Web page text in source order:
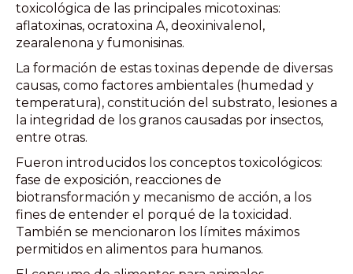
toxicológica de las principales micotoxinas:
aflatoxinas, ocratoxina A, deoxinivalenol,
zearalenona y fumonisinas.
La formación de estas toxinas depende de diversas
causas, como factores ambientales (humedad y
temperatura), constitución del substrato, lesiones a
la integridad de los granos causadas por insectos,
entre otras.
Fueron introducidos los conceptos toxicológicos:
fase de exposición, reacciones de
biotransformación y mecanismo de acción, a los
fines de entender el porqué de la toxicidad.
También se mencionaron los límites máximos
permitidos en alimentos para humanos.